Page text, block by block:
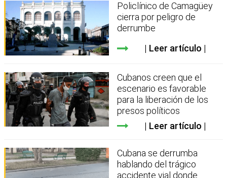
Policlínico de Camagüey
cierra por peligro de
derrumbe
Leer artículo
Cubanos creen que el
escenario es favorable
para la liberación de los
presos políticos
Leer artículo
Cubana se derrumba
hablando del trágico
accidente vial donde